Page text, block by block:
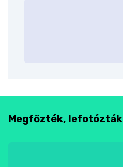
Megfőzték, lefotózták